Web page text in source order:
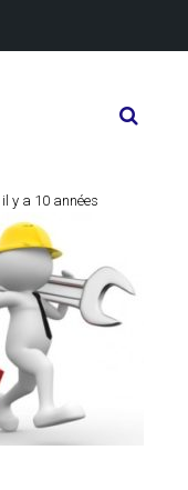
il y a 10 années